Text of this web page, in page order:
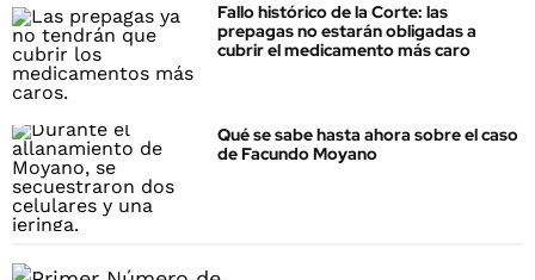
Fallo histórico de la Corte: las
prepagas no estarán obligadas a
cubrir el medicamento más caro
Qué se sabe hasta ahora sobre el caso
de Facundo Moyano